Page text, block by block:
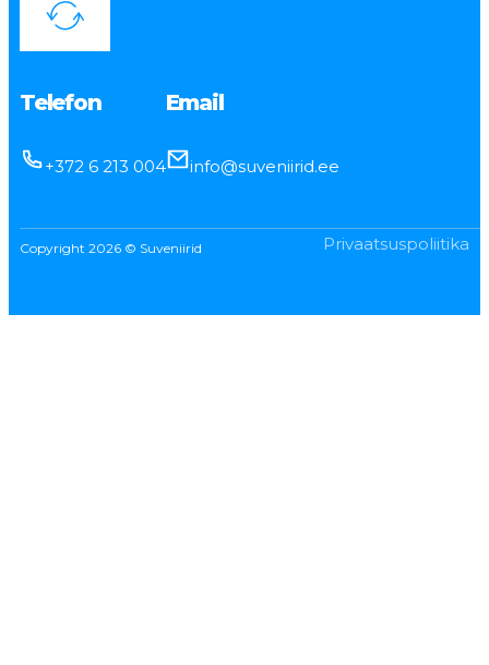
Telefon
+372 6 213 004
Email
info@suveniirid.ee
Copyright 2026 © Suveniirid Privaatsuspoliitika